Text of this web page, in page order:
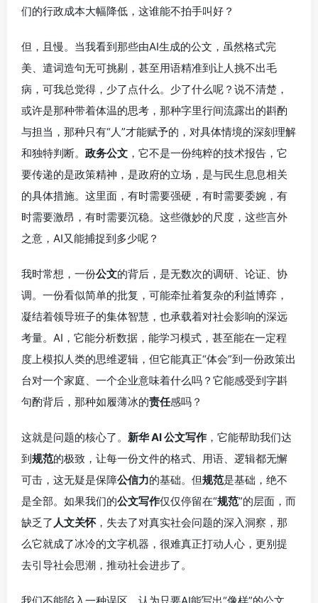
们的行政成本大幅降低，这谁能不拍手叫好？
但，且慢。当我看到那些由AI生成的公文，虽然格式完
美、遣词造句无可挑剔，甚至用语精准到让人挑不出毛
病，可我总觉得，少了点什么。少了什么呢？说不清楚，
或许是那种带着体温的思考，那种字里行间流露出的斟酌
与担当，那种只有“人”才能赋予的，对具体情境的深刻理解
和独特判断。 政务公文 ，它不是一份纯粹的技术报告，它
要传递的是政策精神，是政府的立场，是与民生息息相关
的具体措施。这里面，有时需要强硬，有时需要委婉，有
时需要激昂，有时需要沉稳。这些微妙的尺度，这些言外
之意，AI又能捕捉到多少呢？
我时常想，一份公文的背后，是无数次的调研、论证、协
调。一份看似简单的批复，可能牵扯着复杂的利益博弈，
凝结着领导班子的集体智慧，也承载着对社会影响的深远
考量。AI，它能分析数据，能学习模式，甚至能在一定程
度上模拟人类的思维逻辑，但它能真正“体会”到一份政策出
台对一个家庭、一个企业意味着什么吗？它能感受到字斟
句酌背后，那种如履薄冰的责任感吗？
这就是问题的核心了。 新华 AI 公文写作 ，它能帮助我们达
到规范的极致，让每一份文件的格式、用语、逻辑都无懈
可击，这无疑是保障公信力的基础。但规范是基础，绝不
是全部。如果我们的公文写作仅仅停留在“规范”的层面，而
缺乏了 人文关怀，失去了对真实社会问题的深入洞察，那
么它就成了冰冷的文字机器，很难真正打动人心，更别提
去引导社会思潮，推动社会进步了。
我们不能陷入一种误区，认为只要AI能写出“像样”的公文，